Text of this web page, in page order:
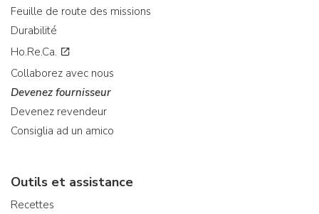
Feuille de route des missions
Durabilité
Ho.Re.Ca.
Collaborez avec nous
Devenez fournisseur
Devenez revendeur
Consiglia ad un amico
Outils et assistance
Recettes